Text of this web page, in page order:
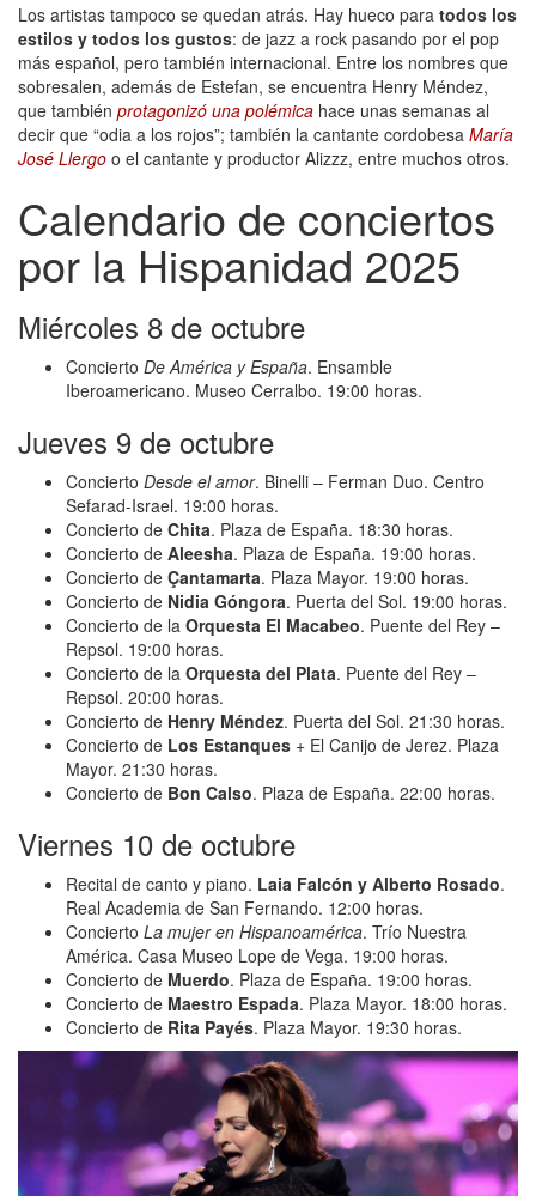
Los artistas tampoco se quedan atrás. Hay hueco para todos los
estilos y todos los gustos: de jazz a rock pasando por el pop
más español, pero también internacional. Entre los nombres que
sobresalen, además de Estefan, se encuentra Henry Méndez,
que también protagonizó una polémica hace unas semanas al
decir que “odia a los rojos”; también la cantante cordobesa María
José Llergo o el cantante y productor Alizzz, entre muchos otros.
Calendario de conciertos
por la Hispanidad 2025
Miércoles 8 de octubre
Concierto De América y España. Ensamble
Iberoamericano. Museo Cerralbo. 19:00 horas.
Jueves 9 de octubre
Concierto Desde el amor. Binelli – Ferman Duo. Centro
Sefarad-Israel. 19:00 horas.
Concierto de Chita. Plaza de España. 18:30 horas.
Concierto de Aleesha. Plaza de España. 19:00 horas.
Concierto de Çantamarta. Plaza Mayor. 19:00 horas.
Concierto de Nidia Góngora. Puerta del Sol. 19:00 horas.
Concierto de la Orquesta El Macabeo. Puente del Rey –
Repsol. 19:00 horas.
Concierto de la Orquesta del Plata. Puente del Rey –
Repsol. 20:00 horas.
Concierto de Henry Méndez. Puerta del Sol. 21:30 horas.
Concierto de Los Estanques + El Canijo de Jerez. Plaza
Mayor. 21:30 horas.
Concierto de Bon Calso. Plaza de España. 22:00 horas.
Viernes 10 de octubre
Recital de canto y piano. Laia Falcón y Alberto Rosado.
Real Academia de San Fernando. 12:00 horas.
Concierto La mujer en Hispanoamérica. Trío Nuestra
América. Casa Museo Lope de Vega. 19:00 horas.
Concierto de Muerdo. Plaza de España. 19:00 horas.
Concierto de Maestro Espada. Plaza Mayor. 18:00 horas.
Concierto de Rita Payés. Plaza Mayor. 19:30 horas.